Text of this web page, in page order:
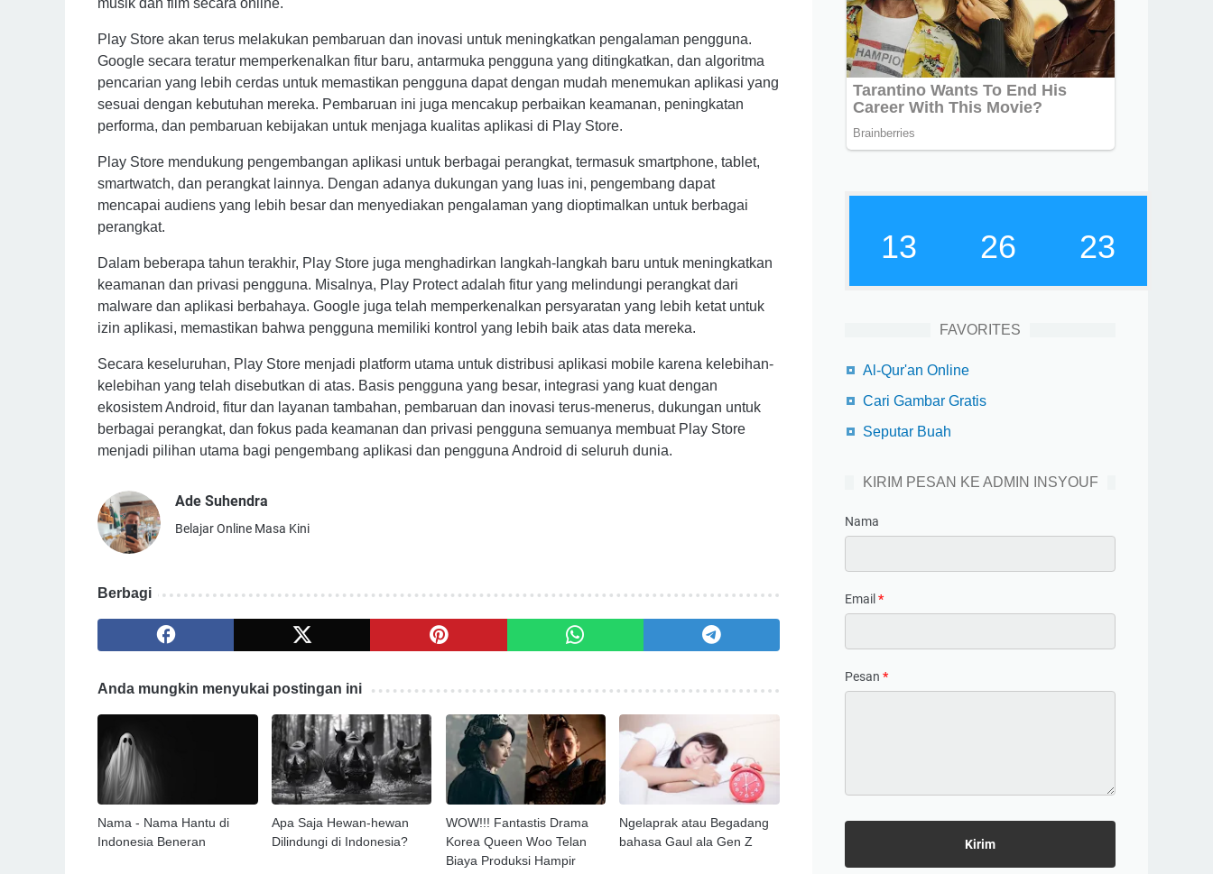
musik dan film secara online.
Play Store akan terus melakukan pembaruan dan inovasi untuk meningkatkan pengalaman pengguna.
Google secara teratur memperkenalkan fitur baru, antarmuka pengguna yang ditingkatkan, dan algoritma
pencarian yang lebih cerdas untuk memastikan pengguna dapat dengan mudah menemukan aplikasi yang
sesuai dengan kebutuhan mereka. Pembaruan ini juga mencakup perbaikan keamanan, peningkatan
performa, dan pembaruan kebijakan untuk menjaga kualitas aplikasi di Play Store.
Play Store mendukung pengembangan aplikasi untuk berbagai perangkat, termasuk smartphone, tablet,
smartwatch, dan perangkat lainnya. Dengan adanya dukungan yang luas ini, pengembang dapat
mencapai audiens yang lebih besar dan menyediakan pengalaman yang dioptimalkan untuk berbagai
perangkat.
Dalam beberapa tahun terakhir, Play Store juga menghadirkan langkah-langkah baru untuk meningkatkan
keamanan dan privasi pengguna. Misalnya, Play Protect adalah fitur yang melindungi perangkat dari
malware dan aplikasi berbahaya. Google juga telah memperkenalkan persyaratan yang lebih ketat untuk
izin aplikasi, memastikan bahwa pengguna memiliki kontrol yang lebih baik atas data mereka.
Secara keseluruhan, Play Store menjadi platform utama untuk distribusi aplikasi mobile karena kelebihan-
kelebihan yang telah disebutkan di atas. Basis pengguna yang besar, integrasi yang kuat dengan
ekosistem Android, fitur dan layanan tambahan, pembaruan dan inovasi terus-menerus, dukungan untuk
berbagai perangkat, dan fokus pada keamanan dan privasi pengguna semuanya membuat Play Store
menjadi pilihan utama bagi pengembang aplikasi dan pengguna Android di seluruh dunia.
Ade Suhendra
Belajar Online Masa Kini
Berbagi
Anda mungkin menyukai postingan ini
Nama - Nama Hantu di
Indonesia Beneran
Apa Saja Hewan-hewan
Dilindungi di Indonesia?
WOW!!! Fantastis Drama
Korea Queen Woo Telan
Biaya Produksi Hampir
Ngelaprak atau Begadang
bahasa Gaul ala Gen Z
13 26 24
FAVORITES
Al-Qur'an Online
Cari Gambar Gratis
Seputar Buah
KIRIM PESAN KE ADMIN INSYOUF
Nama
Email *
Pesan *